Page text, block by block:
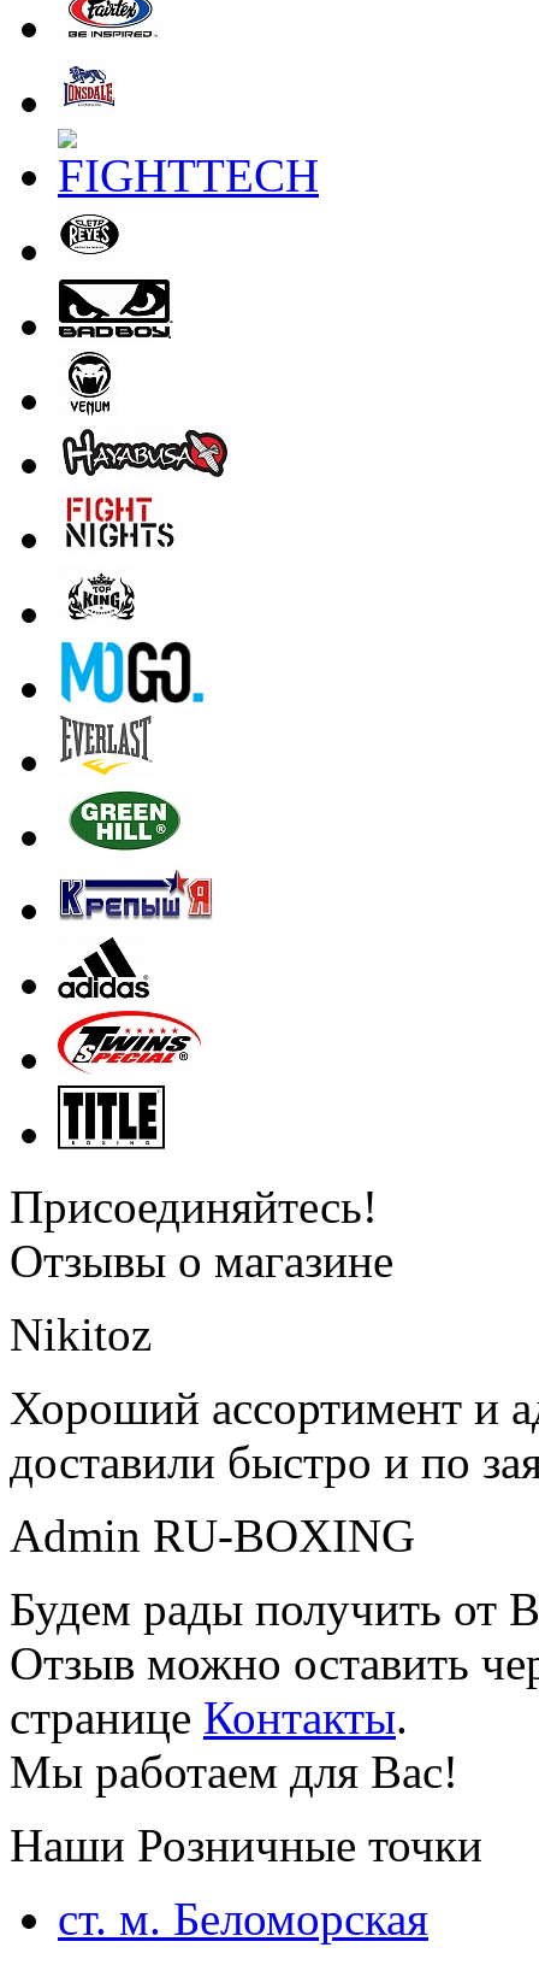
Присоединяйтесь!
Отзывы о магазине
Nikitoz
Хороший ассортимент и
доставили быстро и по
Admin RU-BOXING
Будем рады получить от
Отзыв можно оставить
странице Контакты.
Мы работаем для Вас!
Наши Розничные точки
ст. м. Беломорская